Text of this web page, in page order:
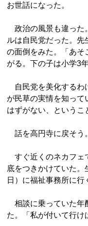
お世話になった。
政治の風景も違った
ルは自民党だった。先
の面倒をみた。「あそ
がる。下の子は小学3
自民党を美化するわ
が民草の実情を知って
はずがない、というこ
話を高円寺に戻そう。
すぐ近くのネカフェ
底をつきかけていた
日）に福祉事務所に行
相談に乗っていた年
た。「私が付いて行け